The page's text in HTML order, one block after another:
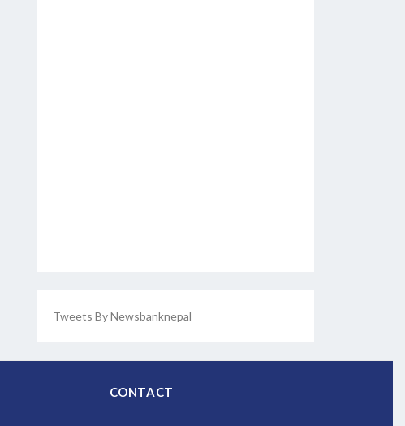
Tweets By Newsbanknepal
CONTACT